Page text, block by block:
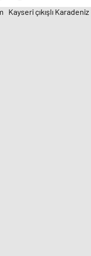
Kayseri çıkışlı Karadeniz